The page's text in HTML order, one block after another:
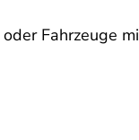
oder Fahrzeuge